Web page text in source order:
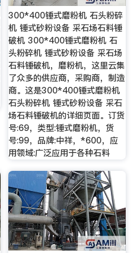
300*400锤式磨粉机 石头粉碎
机 锤式砂粉设备 采石场石料锤
破机 300*400锤式磨粉机 石
头粉碎机 锤式砂粉设备 采石场
石料锤破机，磨粉机，这里云集
了众多的供应商，采购商，制造
商。这是300*400锤式磨粉机
石头粉碎机 锤式砂粉设备 采石
场石料锤破机的详细页面。订货
号:69，类型:锤式磨粉机，货
号:99，品牌:中祥，*600，应
用领域:广泛应用于各种石料